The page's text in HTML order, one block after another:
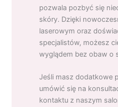
pozwala pozbyć się
skóry. Dzięki
laserowym oraz
specjalistów, możesz
wyglądem bez obaw o
Jeśli masz dodatkowe
umówić się na
kontaktu z naszym